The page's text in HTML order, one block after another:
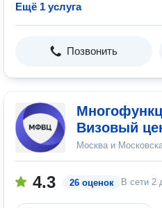
Ещё 1 услуга
Позвонить
Визовый
Москва и
4.3 26 оценок В сети 2